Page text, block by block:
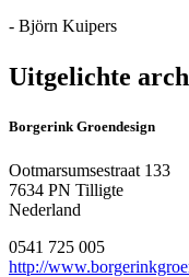
- Björn Kuipers
Uitgelichte
Borgerink Groendesign
Ootmarsumsestraat 133
7634 PN Tilligte
Nederland
0541 725 005
http://